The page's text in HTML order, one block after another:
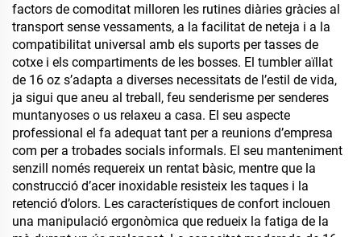
factors de comoditat milloren les rutines diàries gràcies al
transport sense vessaments, a la facilitat de neteja i a la
compatibilitat universal amb els suports per tasses de
cotxe i els compartiments de les bosses. El tumbler aïllat
de 16 oz s’adapta a diverses necessitats de l’estil de vida,
ja sigui que aneu al treball, feu senderisme per senderes
muntanyoses o us relaxeu a casa. El seu aspecte
professional el fa adequat tant per a reunions d’empresa
com per a trobades socials informals. El seu manteniment
senzill només requereix un rentat bàsic, mentre que la
construcció d’acer inoxidable resisteix les taques i la
retenció d’olors. Les característiques de confort inclouen
una manipulació ergonòmica que redueix la fatiga de la